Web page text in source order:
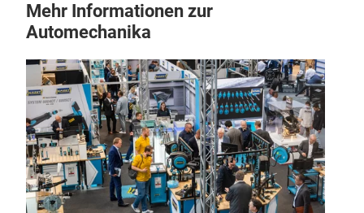
Mehr Informationen zur
Automechanika